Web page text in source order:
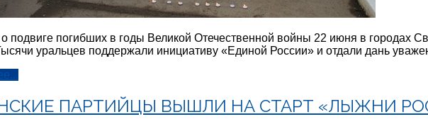
подвиге погибших в годы Великой Отечественной войны 22 июня в городах
уральцев поддержали инициативу «Единой России» и отдали дань
ПАРТИЙЦЫ ВЫШЛИ НА СТАРТ «ЛЫЖНИ